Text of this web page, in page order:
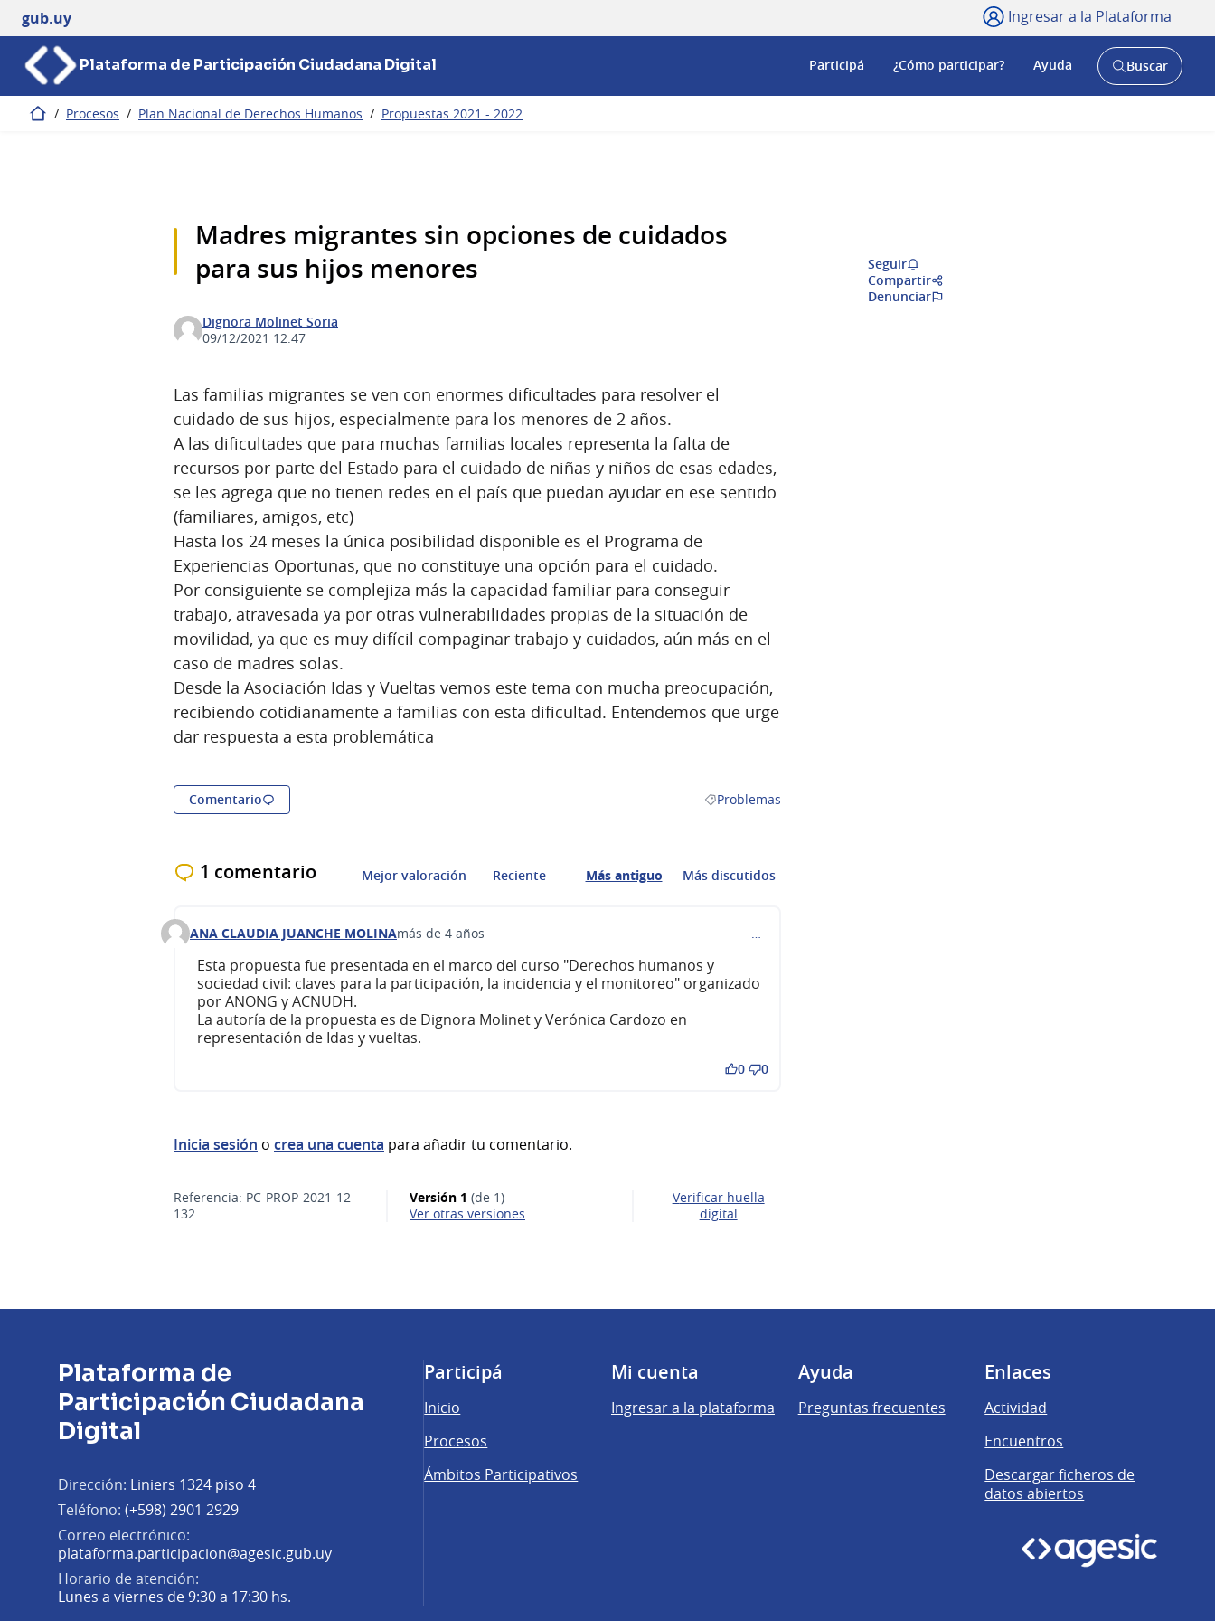
gub.uy Ingresar a la Plataforma
Plataforma de Participación Ciudadana Digital Participá ¿Cómo participar? Ayuda
AbrirBuscar
Inicio / Procesos / Plan Nacional de Derechos Humanos / Propuestas 2021 - 2022
Madres migrantes sin opciones de cuidados
para sus hijos menores
Dignora Molinet Soria
09/12/2021 12:47
Las familias migrantes se ven con enormes dificultades para resolver el
cuidado de sus hijos, especialmente para los menores de 2 años.
A las dificultades que para muchas familias locales representa la falta de
recursos por parte del Estado para el cuidado de niñas y niños de esas edades,
se les agrega que no tienen redes en el país que puedan ayudar en ese sentido
(familiares, amigos, etc)
Hasta los 24 meses la única posibilidad disponible es el Programa de
Experiencias Oportunas, que no constituye una opción para el cuidado.
Por consiguiente se complejiza más la capacidad familiar para conseguir
trabajo, atravesada ya por otras vulnerabilidades propias de la situación de
movilidad, ya que es muy difícil compaginar trabajo y cuidados, aún más en el
caso de madres solas.
Desde la Asociación Idas y Vueltas vemos este tema con mucha preocupación,
recibiendo cotidianamente a familias con esta dificultad. Entendemos que urge
dar respuesta a esta problemática
Comentario Resultados al filtrar por la categoría: Problemas
Problemas
Seguir
Compartir
Denunciar
1 comentario Mejor valoración Reciente Más antiguo Más discutidos
Comentario 281
ANA CLAUDIA JUANCHE MOLINAmás de 4 años …
Esta propuesta fue presentada en el marco del curso "Derechos humanos y
sociedad civil: claves para la participación, la incidencia y el monitoreo" organizado
por ANONG y ACNUDH.
La autoría de la propuesta es de Dignora Molinet y Verónica Cardozo en
representación de Idas y vueltas.
0 0
Inicia sesión o crea una cuenta para añadir tu comentario.
Referencia: PC-PROP-2021-12-
132
Versión 1 (de 1)
ver otras versiones
Verificar huella
digital
Plataforma de
Participación Ciudadana
Digital
Dirección: Liniers 1324 piso 4
Teléfono: (+598) 2901 2929
Correo electrónico:
plataforma.participacion@agesic.gub.uy(Abrir en una pestaña nueva)
Horario de atención:
Lunes a viernes de 9:30 a 17:30 hs.
Participá
Inicio
Procesos
Ámbitos Participativos
Mi cuenta
Ingresar a la plataforma
Ayuda
Preguntas frecuentes
Enlaces
Actividad
Encuentros
Descargar ficheros de
datos abiertos